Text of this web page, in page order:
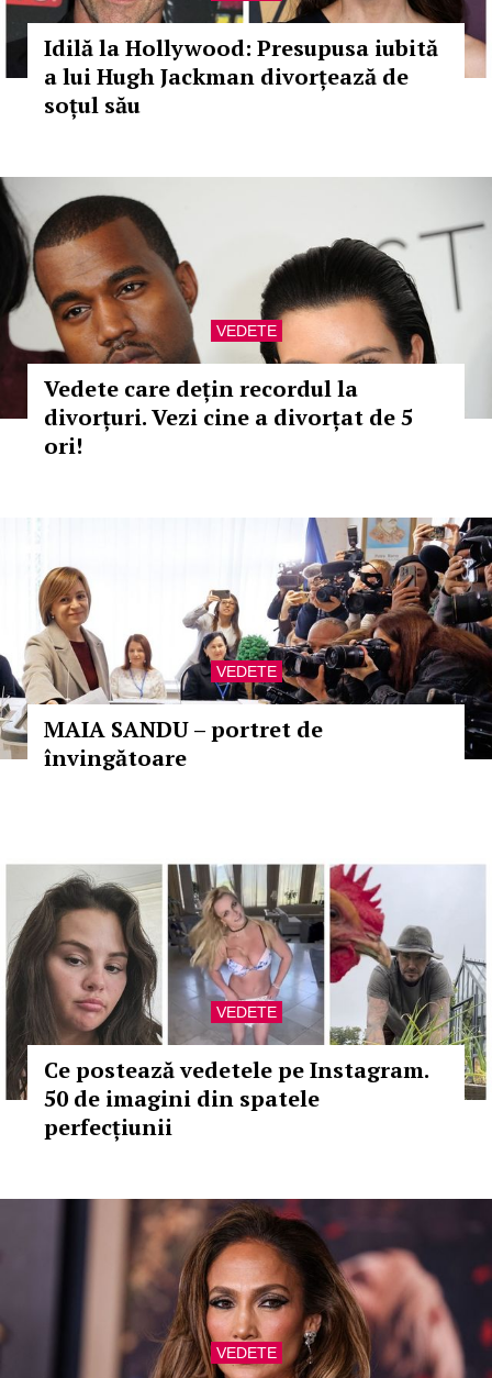
Idilă la Hollywood: Presupusa iubită
a lui Hugh Jackman divorțează de
soțul său
VEDETE
Vedete care dețin recordul la
divorțuri. Vezi cine a divorțat de 5
ori!
VEDETE
MAIA SANDU – portret de
învingătoare
VEDETE
Ce postează vedetele pe Instagram.
50 de imagini din spatele
perfecțiunii
VEDETE